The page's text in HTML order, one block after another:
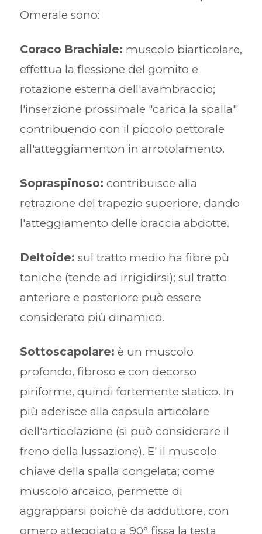
Omerale sono:
Coraco Brachiale: muscolo biarticolare,
effettua la flessione del gomito e
rotazione esterna dell'avambraccio;
l'inserzione prossimale "carica la spalla"
contribuendo con il piccolo pettorale
all'atteggiamenton in arrotolamento.
Sopraspinoso: contribuisce alla
retrazione del trapezio superiore, dando
l'atteggiamento delle braccia abdotte.
Deltoide: sul tratto medio ha fibre pù
toniche (tende ad irrigidirsi); sul tratto
anteriore e posteriore può essere
considerato più dinamico.
Sottoscapolare: è un muscolo
profondo, fibroso e con decorso
piriforme, quindi fortemente statico. In
più aderisce alla capsula articolare
dell'articolazione (si può considerare il
freno della lussazione). E' il muscolo
chiave della spalla congelata; come
muscolo arcaico, permette di
aggrapparsi poichè da adduttore, con
omero atteggiato a 90° fissa la testa